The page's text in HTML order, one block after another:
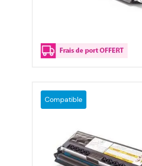
Compatible